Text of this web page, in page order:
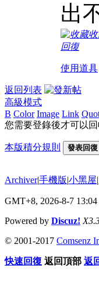
出
回復
使用道具
返回列表
高級模式
B Color Image Link
您需要登錄後才可以
本版積分規則 發表回復
Archiver|手機版|小黑屋|
GMT+8, 2026-8-7 13:04
Powered by Discuz!
© 2001-2017 Comsenz
快速回復 返回頂部 返